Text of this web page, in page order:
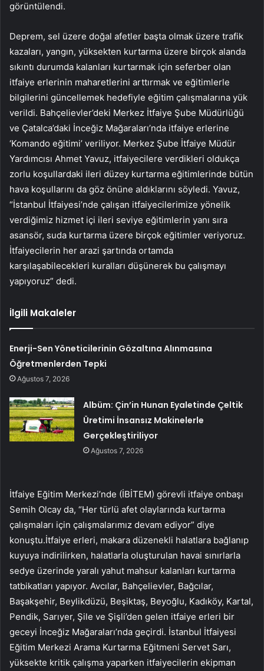
görüntülendi.
Deprem, sel üzere doğal afetler başta olmak üzere trafik
kazaları, yangın, yüksekten kurtarma üzere birçok alanda
sıkıntı durumda kalanları kurtarmak için seferber olan
itfaiye erlerinin maharetlerini arttırmak ve eğitimlerle
bilgilerini güncellemek hedefiyle eğitim çalışmalarına yük
verildi. Bahçelievler’deki Merkez İtfaiye Şube Müdürlüğü
ve Çatalca’daki İnceğiz Mağaraları’nda itfaiye erlerine
‘Komando eğitimi’ veriliyor. Merkez Şube İtfaiye Müdür
Yardımcısı Ahmet Yavuz, itfaiyecilere verdikleri oldukça
zorlu koşullardaki ileri düzey kurtarma eğitimlerinde bütün
hava koşullarını da göz önüne aldıklarını söyledi. Yavuz,
“İstanbul İtfaiyesi’nde çalışan itfaiyecilerimize yönelik
verdiğimiz hizmet içi ileri seviye eğitimlerin yanı sıra
asansör, suda kurtarma üzere birçok eğitimler veriyoruz.
İtfaiyecilerin her arazi şartında ortamda
karşılaşabilecekleri kuralları düşünerek bu çalışmayı
yapıyoruz” dedi.
İlgili Makaleler
Enerji-Sen Yöneticilerinin Gözaltına Alınmasına
Öğretmenlerden Tepki
Ağustos 7, 2026
Albüm: Çin’in Hunan Eyaletinde Çeltik
Üretimi İnsansız Makinelerle
Gerçekleştiriliyor
Ağustos 7, 2026
İtfaiye Eğitim Merkezi’nde (İBİTEM) görevli itfaiye onbaşı
Semih Olcay da, “Her türlü afet olaylarında kurtarma
çalışmaları için çalışmalarımız devam ediyor” diye
konuştu.İtfaiye erleri, makara düzenekli halatlara bağlanıp
kuyuya indirilirken, halatlarla oluşturulan havai sınırlarla
sedye üzerinde yaralı yahut mahsur kalanları kurtarma
tatbikatları yapıyor. Avcılar, Bahçelievler, Bağcılar,
Başakşehir, Beylikdüzü, Beşiktaş, Beyoğlu, Kadıköy, Kartal,
Pendik, Sarıyer, Şile ve Şişli’den gelen itfaiye erleri bir
geceyi İnceğiz Mağaraları’nda geçirdi. İstanbul İtfaiyesi
Eğitim Merkezi Arama Kurtarma Eğitmeni Servet Sarı,
yüksekte kritik çalışma yaparken itfaiyecilerin ekipman